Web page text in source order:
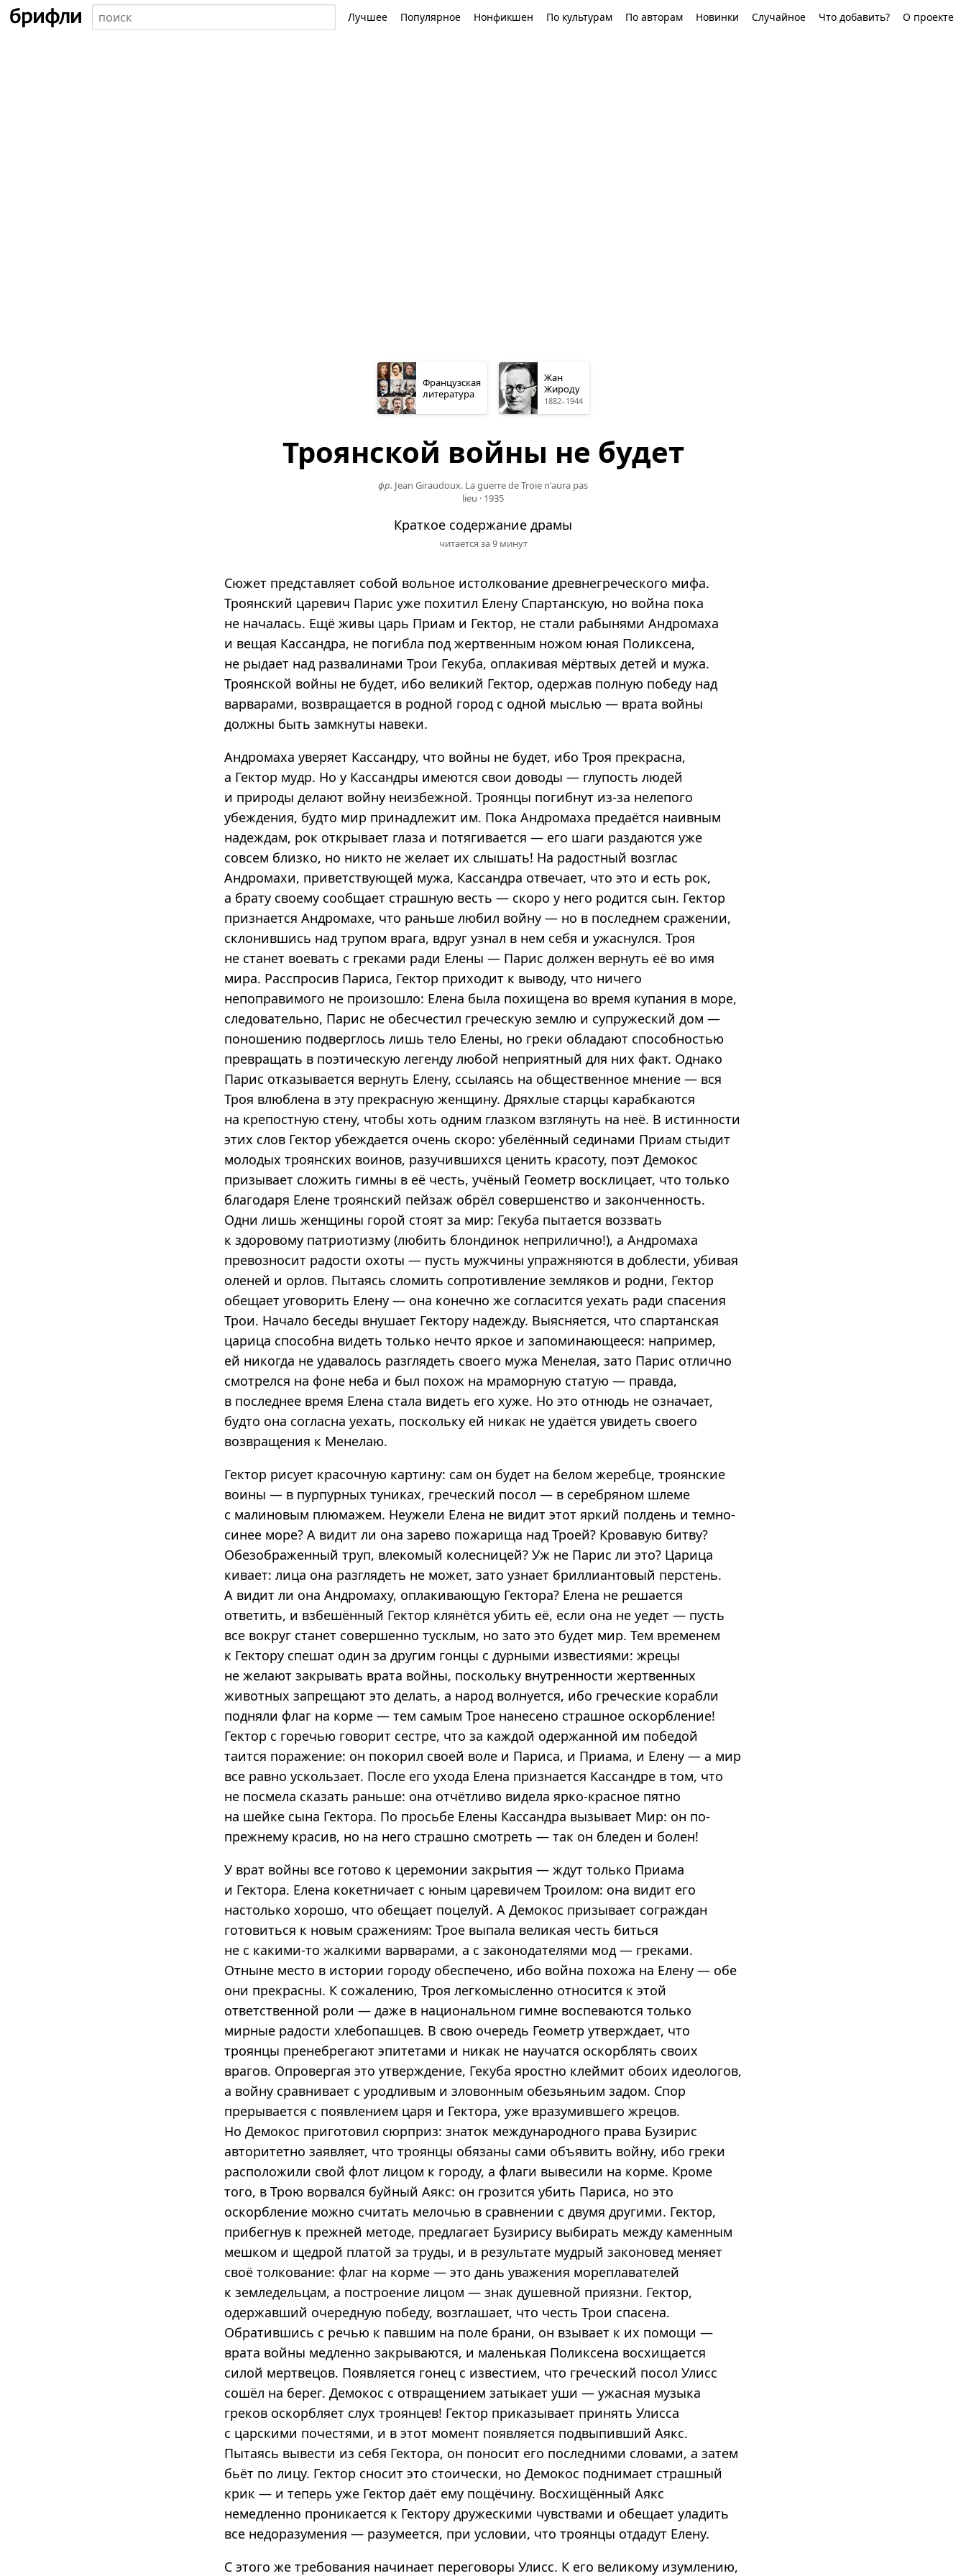
Лучшее Популярное Нонфикшен По культурам По авторам Новинки Случайное Что добавить? О проекте
Французская
литература
Жан
Жироду
1882–1944
Троянской войны не будет
фр. Jean Giraudoux. La guerre de Troie n'aura pas
lieu · 1935
Краткое содержание драмы
читается за 9 минут
Сюжет представляет собой вольное истолкование древнегреческого мифа.
Троянский царевич Парис уже похитил Елену Спартанскую, но война пока
не началась. Ещё живы царь Приам и Гектор, не стали рабынями Андромаха
и вещая Кассандра, не погибла под жертвенным ножом юная Поликсена,
не рыдает над развалинами Трои Гекуба, оплакивая мёртвых детей и мужа.
Троянской войны не будет, ибо великий Гектор, одержав полную победу над
варварами, возвращается в родной город с одной мыслью — врата войны
должны быть замкнуты навеки.
Андромаха уверяет Кассандру, что войны не будет, ибо Троя прекрасна,
а Гектор мудр. Но у Кассандры имеются свои доводы — глупость людей
и природы делают войну неизбежной. Троянцы погибнут из-за нелепого
убеждения, будто мир принадлежит им. Пока Андромаха предаётся наивным
надеждам, рок открывает глаза и потягивается — его шаги раздаются уже
совсем близко, но никто не желает их слышать! На радостный возглас
Андромахи, приветствующей мужа, Кассандра отвечает, что это и есть рок,
а брату своему сообщает страшную весть — скоро у него родится сын. Гектор
признается Андромахе, что раньше любил войну — но в последнем сражении,
склонившись над трупом врага, вдруг узнал в нем себя и ужаснулся. Троя
не станет воевать с греками ради Елены — Парис должен вернуть её во имя
мира. Расспросив Париса, Гектор приходит к выводу, что ничего
непоправимого не произошло: Елена была похищена во время купания в море,
следовательно, Парис не обесчестил греческую землю и супружеский дом —
поношению подверглось лишь тело Елены, но греки обладают способностью
превращать в поэтическую легенду любой неприятный для них факт. Однако
Парис отказывается вернуть Елену, ссылаясь на общественное мнение — вся
Троя влюблена в эту прекрасную женщину. Дряхлые старцы карабкаются
на крепостную стену, чтобы хоть одним глазком взглянуть на неё. В истинности
этих слов Гектор убеждается очень скоро: убелённый сединами Приам стыдит
молодых троянских воинов, разучившихся ценить красоту, поэт Демокос
призывает сложить гимны в её честь, учёный Геометр восклицает, что только
благодаря Елене троянский пейзаж обрёл совершенство и законченность.
Одни лишь женщины горой стоят за мир: Гекуба пытается воззвать
к здоровому патриотизму (любить блондинок неприлично!), а Андромаха
превозносит радости охоты — пусть мужчины упражняются в доблести, убивая
оленей и орлов. Пытаясь сломить сопротивление земляков и родни, Гектор
обещает уговорить Елену — она конечно же согласится уехать ради спасения
Трои. Начало беседы внушает Гектору надежду. Выясняется, что спартанская
царица способна видеть только нечто яркое и запоминающееся: например,
ей никогда не удавалось разглядеть своего мужа Менелая, зато Парис отлично
смотрелся на фоне неба и был похож на мраморную статую — правда,
в последнее время Елена стала видеть его хуже. Но это отнюдь не означает,
будто она согласна уехать, поскольку ей никак не удаётся увидеть своего
возвращения к Менелаю.
Гектор рисует красочную картину: сам он будет на белом жеребце, троянские
воины — в пурпурных туниках, греческий посол — в серебряном шлеме
с малиновым плюмажем. Неужели Елена не видит этот яркий полдень и темно-
синее море? А видит ли она зарево пожарища над Троей? Кровавую битву?
Обезображенный труп, влекомый колесницей? Уж не Парис ли это? Царица
кивает: лица она разглядеть не может, зато узнает бриллиантовый перстень.
А видит ли она Андромаху, оплакивающую Гектора? Елена не решается
ответить, и взбешённый Гектор клянётся убить её, если она не уедет — пусть
все вокруг станет совершенно тусклым, но зато это будет мир. Тем временем
к Гектору спешат один за другим гонцы с дурными известиями: жрецы
не желают закрывать врата войны, поскольку внутренности жертвенных
животных запрещают это делать, а народ волнуется, ибо греческие корабли
подняли флаг на корме — тем самым Трое нанесено страшное оскорбление!
Гектор с горечью говорит сестре, что за каждой одержанной им победой
таится поражение: он покорил своей воле и Париса, и Приама, и Елену — а мир
все равно ускользает. После его ухода Елена признается Кассандре в том, что
не посмела сказать раньше: она отчётливо видела ярко-красное пятно
на шейке сына Гектора. По просьбе Елены Кассандра вызывает Мир: он по-
прежнему красив, но на него страшно смотреть — так он бледен и болен!
У врат войны все готово к церемонии закрытия — ждут только Приама
и Гектора. Елена кокетничает с юным царевичем Троилом: она видит его
настолько хорошо, что обещает поцелуй. А Демокос призывает сограждан
готовиться к новым сражениям: Трое выпала великая честь биться
не с какими-то жалкими варварами, а с законодателями мод — греками.
Отныне место в истории городу обеспечено, ибо война похожа на Елену — обе
они прекрасны. К сожалению, Троя легкомысленно относится к этой
ответственной роли — даже в национальном гимне воспеваются только
мирные радости хлебопашцев. В свою очередь Геометр утверждает, что
троянцы пренебрегают эпитетами и никак не научатся оскорблять своих
врагов. Опровергая это утверждение, Гекуба яростно клеймит обоих идеологов,
а войну сравнивает с уродливым и зловонным обезьяньим задом. Спор
прерывается с появлением царя и Гектора, уже вразумившего жрецов.
Но Демокос приготовил сюрприз: знаток международного права Бузирис
авторитетно заявляет, что троянцы обязаны сами объявить войну, ибо греки
расположили свой флот лицом к городу, а флаги вывесили на корме. Кроме
того, в Трою ворвался буйный Аякс: он грозится убить Париса, но это
оскорбление можно считать мелочью в сравнении с двумя другими. Гектор,
прибегнув к прежней методе, предлагает Бузирису выбирать между каменным
мешком и щедрой платой за труды, и в результате мудрый законовед меняет
своё толкование: флаг на корме — это дань уважения мореплавателей
к земледельцам, а построение лицом — знак душевной приязни. Гектор,
одержавший очередную победу, возглашает, что честь Трои спасена.
Обратившись с речью к павшим на поле брани, он взывает к их помощи —
врата войны медленно закрываются, и маленькая Поликсена восхищается
силой мертвецов. Появляется гонец с известием, что греческий посол Улисс
сошёл на берег. Демокос с отвращением затыкает уши — ужасная музыка
греков оскорбляет слух троянцев! Гектор приказывает принять Улисса
с царскими почестями, и в этот момент появляется подвыпивший Аякс.
Пытаясь вывести из себя Гектора, он поносит его последними словами, а затем
бьёт по лицу. Гектор сносит это стоически, но Демокос поднимает страшный
крик — и теперь уже Гектор даёт ему пощёчину. Восхищённый Аякс
немедленно проникается к Гектору дружескими чувствами и обещает уладить
все недоразумения — разумеется, при условии, что троянцы отдадут Елену.
С этого же требования начинает переговоры Улисс. К его великому изумлению,